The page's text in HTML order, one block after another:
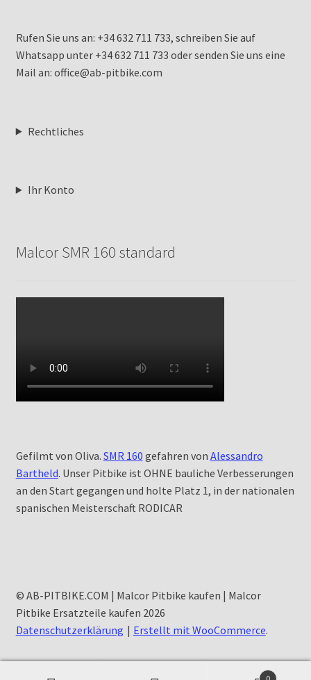
Rufen Sie uns an: +34 632 711 733, schreiben Sie auf
Whatsapp unter +34 632 711 733 oder senden Sie uns eine
Mail an: office@ab-pitbike.com
Rechtliches
Ihr Konto
Malcor SMR 160 standard
Gefilmt von Oliva. SMR 160 gefahren von Alessandro
Bartheld. Unser Pitbike ist OHNE bauliche Verbesserungen
an den Start gegangen und holte Platz 1, in der nationalen
spanischen Meisterschaft RODICAR
© AB-PITBIKE.COM | Malcor Pitbike kaufen | Malcor
Pitbike Ersatzteile kaufen 2026
Datenschutzerklärung
Erstellt mit WooCommerce.